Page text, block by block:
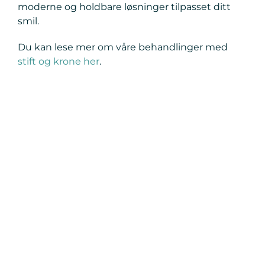
moderne og holdbare løsninger tilpasset ditt
smil.
Du kan lese mer om våre behandlinger med
stift og krone her.